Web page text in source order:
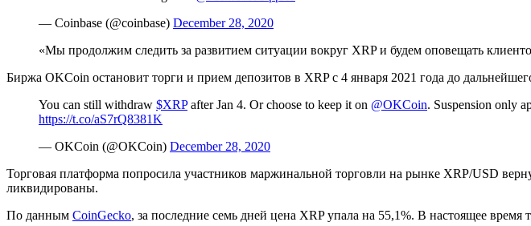
— Coinbase (@coinbase) December 28, 2020
«Мы продолжим следить за развитием ситуации вокруг XRP и будем оповещать
Биржа OKCoin остановит торги и прием депозитов в XRP с 4 января 2021 года до
You can still withdraw $XRPafter Jan 4. Or choose to keep it on @OKCoin. Suspension only
https://t.co/aS7rQ8381K
— OKCoin (@OKCoin) December 28, 2020
Торговая платформа попросила участников маржинальной торговли на рынке XRP/USD
ликвидированы.
По данным CoinGecko, за последние семь дней цена XRP упала на 55,1%. В настоящее время